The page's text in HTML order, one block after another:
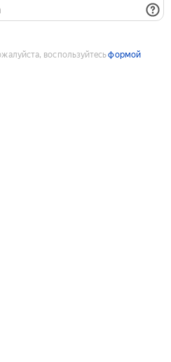
воспользуйтесьформой